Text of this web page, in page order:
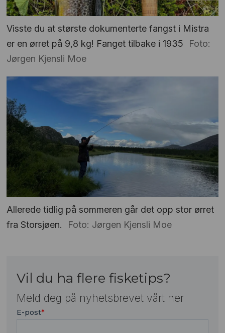
Visste du at største dokumenterte fangst i Mistra
er en ørret på 9,8 kg! Fanget tilbake i 1935
Foto:
Jørgen Kjensli Moe
Allerede tidlig på sommeren går det opp stor ørret
fra Storsjøen.
Foto: Jørgen Kjensli Moe
Vil du ha flere fisketips?
Meld deg på nyhetsbrevet vårt her